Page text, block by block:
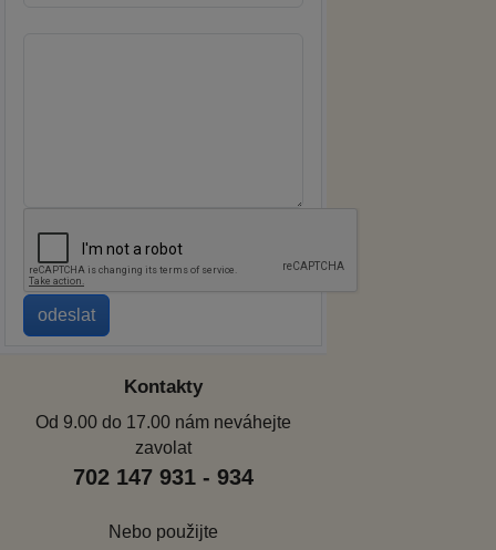
Kontakty
Od 9.00 do 17.00 nám neváhejte
zavolat
702 147 931 - 934
Nebo použijte